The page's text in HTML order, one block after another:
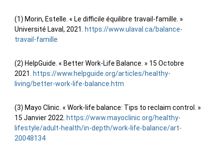
(1) Morin, Estelle. « Le difficile équilibre travail-famille. »
Université Laval, 2021. https://www.ulaval.ca/balance-
travail-famille
(2) HelpGuide. « Better Work-Life Balance. » 15 Octobre
2021. https://www.helpguide.org/articles/healthy-
living/better-work-life-balance.htm
(3) Mayo Clinic. « Work-life balance: Tips to reclaim control. »
15 Janvier 2022. https://www.mayoclinic.org/healthy-
lifestyle/adult-health/in-depth/work-life-balance/art-
20048134